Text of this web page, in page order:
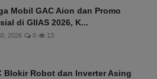
Mobil GAC Aion dan Promo
di GIIAS 2026, K...
2026 0 13
Blokir Robot dan Inverter Asing